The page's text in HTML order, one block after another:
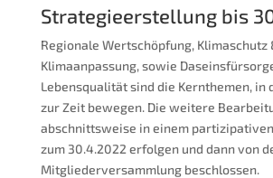
Strategieerstellung bis
Regionale Wertschöpfung, Klimaschutz
Klimaanpassung, sowie
Lebensqualität sind die Kernthemen, in
zur Zeit bewegen. Die weitere
abschnittsweise in einem
zum 30.4.2022 erfolgen und dann von
Mitgliederversammlung beschlossen.